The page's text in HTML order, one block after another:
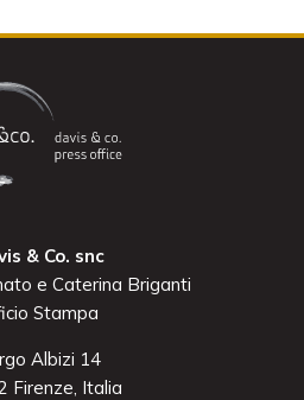
& Co. snc
e Caterina Briganti
Stampa
Albizi 14
Firenze, Italia